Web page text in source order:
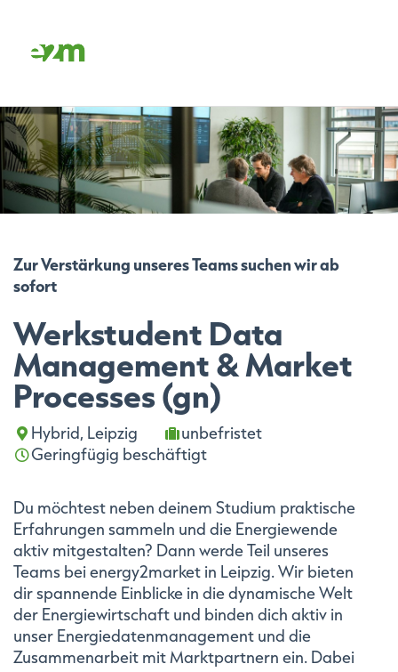
Zur Verstärkung unseres Teams suchen wir ab
sofort
Werkstudent Data
Management & Market
Processes (gn)
Hybrid, Leipzig
unbefristet
Geringfügig beschäftigt
Du möchtest neben deinem Studium praktische
Erfahrungen sammeln und die Energiewende
aktiv mitgestalten? Dann werde Teil unseres
Teams bei energy2market in Leipzig. Wir bieten
dir spannende Einblicke in die dynamische Welt
der Energiewirtschaft und binden dich aktiv in
unser Energiedatenmanagement und die
Zusammenarbeit mit Marktpartnern ein. Dabei